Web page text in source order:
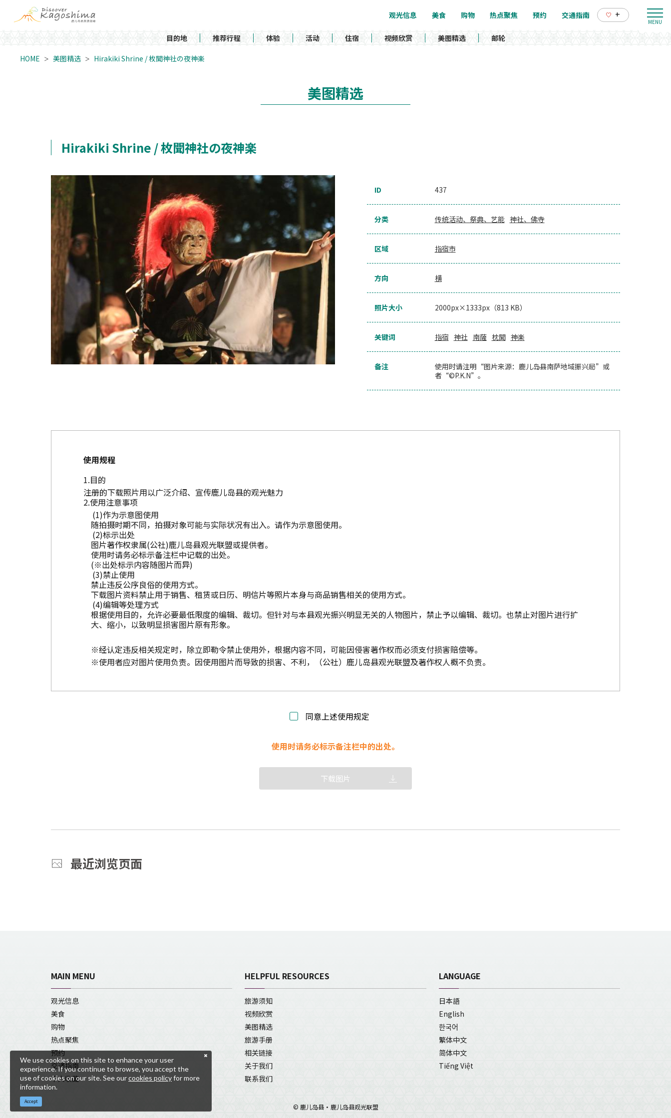
观光信息 美食 购物 热点聚焦 预约 交通指南 +
目的地 推荐行程 体验 活动 住宿 视频欣赏 美图精选 邮轮
HOME 美图精选 Hirakiki Shrine / 枚聞神社の夜神楽
美图精选
Hirakiki Shrine / 枚聞神社の夜神楽
ID 437
分类 传统活动、祭典、艺能 神社、佛寺
区域 指宿市
方向 横
照片大小 2000px×1333px（813 KB）
关键词 指宿 神社 南薩 枕聞 神楽
备注
使用时请注明“图片来源：鹿儿岛县南萨地域振兴局”或
者“©P.K.N”。
使用规程
目的
注册的下载照片用以广泛介绍、宣传鹿儿岛县的观光魅力
使用注意事项
作为示意图使用
随拍摄时期不同，拍摄对象可能与实际状况有出入。请作为示意图使用。
标示出处
图片著作权隶属(公社)鹿儿岛县观光联盟或提供者。
使用时请务必标示备注栏中记载的出处。
(※出处标示内容随图片而异)
禁止使用
禁止违反公序良俗的使用方式。
下载图片资料禁止用于销售、租赁或日历、明信片等照片本身与商品销售相关的使用方式。
编辑等处理方式
根据使用目的，允许必要最低限度的编辑、裁切。但针对与本县观光振兴明显无关的人物图片，禁止予以编辑、裁切。也禁止对图片进行扩
大、缩小，以致明显损害图片原有形象。
※经认定违反相关规定时，除立即勒令禁止使用外，根据内容不同，可能因侵害著作权而必须支付损害赔偿等。
※使用者应对图片使用负责。因使用图片而导致的损害、不利，（公社）鹿儿岛县观光联盟及著作权人概不负责。
同意上述使用规定
使用时请务必标示备注栏中的出处。
下载图片
最近浏览页面
MAIN MENU
观光信息
美食
购物
热点聚焦
预约
交通指南
个人收藏
HELPFUL RESOURCES
旅游须知
视频欣赏
美图精选
旅游手册
相关链接
关于我们
联系我们
LANGUAGE
日本語
English
한국어
繁体中文
简体中文
Tiếng Việt
© 鹿儿岛县・鹿儿岛县观光联盟
We use cookies on this site to enhance your user
experience. If you continue to browse, you accept the
use of cookies on our site. See ourcookies policyfor more
information.
Accept